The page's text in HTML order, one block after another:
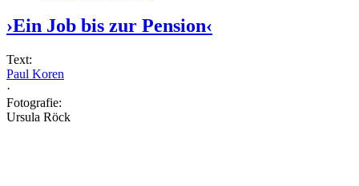
›Ein Job bis zur Pension‹
Text:
Paul Koren
·
Fotografie:
Ursula Röck